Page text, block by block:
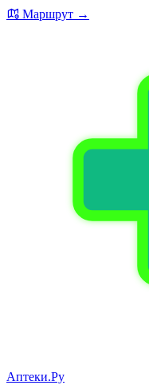
Маршрут →
Аптеки.Ру